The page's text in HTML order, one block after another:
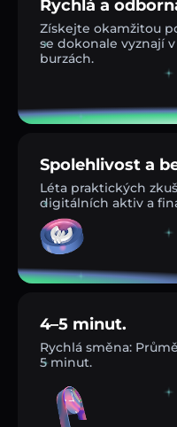
Rychlá a
Získejte okamžitou
se dokonale vyznají
burzách.
Spolehlivost a
Léta praktických
digitálních aktiv a
4–5 minut.
Rychlá směna:
5 minut.